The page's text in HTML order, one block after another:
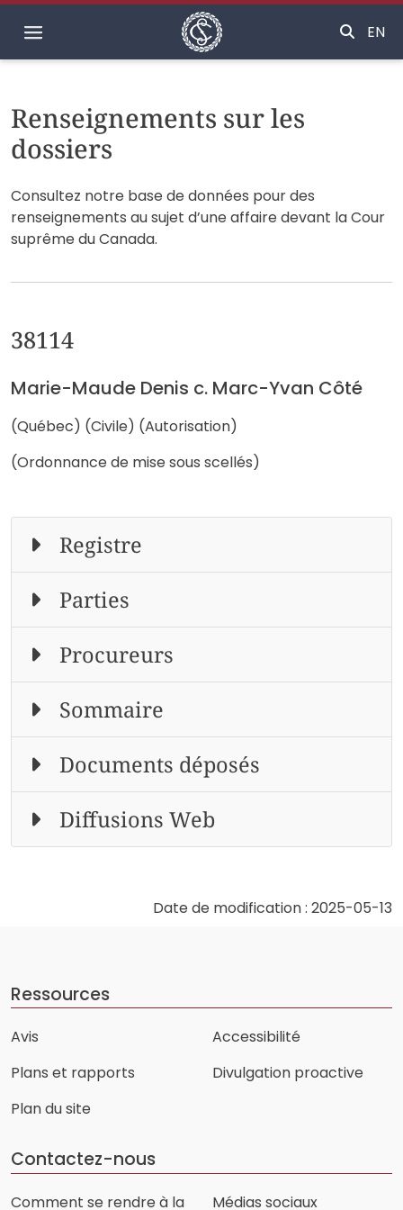
EN
Accueil
Renseignements sur les
dossiers
Consultez notre base de données pour des
renseignements au sujet d’une affaire devant la Cour
suprême du Canada.
38114
Marie-Maude Denis c. Marc-Yvan Côté
(Québec) (Civile) (Autorisation)
(Ordonnance de mise sous scellés)
Registre
Parties
Procureurs
Sommaire
Documents déposés
Diffusions Web
Date de modification : 2025-05-13
Ressources
Avis
Plans et rapports
Plan du site
Accessibilité
Divulgation proactive
Contactez-nous
Comment se rendre à la Médias sociaux